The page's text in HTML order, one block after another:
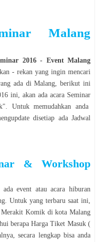
Malang
2016- EventMalang
- rekan yang ingin mencari
ada diMalang , berikut ini
ini, akan ada acara Seminar
". Untuk memudahkan anda
disetiap ada Jadwal
& Workshop
event atau acara hiburan
Untuk yang terbaru saat ini,
Merakit Komikdi kotaMalang
berapa Harga Tiket Masuk (
secara lengkap bisa anda